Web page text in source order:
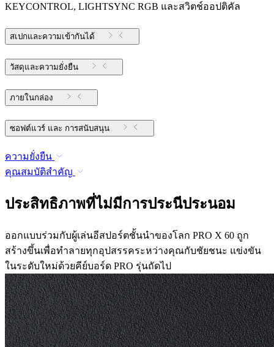
KEYCONTROL, LIGHTSYNC RGB และสวิตช์ออปติคัล
สเปกและความเข้ากันได้
วัสดุและความยั่งยืน
ภายในกล่อง
ซอฟต์แวร์ และ การสนับสนุน
ความยั่งยืน
คุณสมบัติสำคัญ
ประสิทธิภาพที่ไม่มีการประนีประนอม
ออกแบบร่วมกับผู้เล่นอีสปอร์ตชั้นนำของโลก PRO X 60 ถูก
สร้างขึ้นเพื่อทำลายทุกอุปสรรคระหว่างคุณกับชัยชนะ แข่งขัน
ในระดับใหม่ด้วยคีย์บอร์ด PRO รุ่นถัดไป